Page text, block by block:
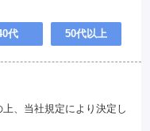
代 50代以上
、当社規定により決定し